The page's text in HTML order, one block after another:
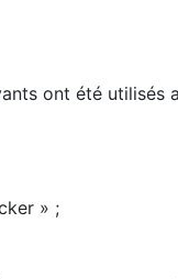
ont été utilisés
» ;